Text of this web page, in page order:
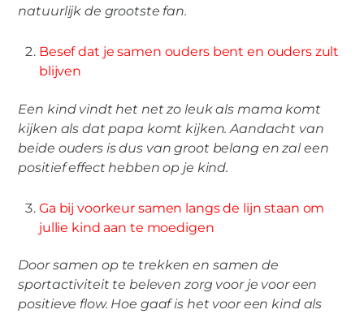
natuurlijk de grootste fan.
Besef dat je samen ouders bent en ouders zult
blijven
Een kind vindt het net zo leuk als mama komt
kijken als dat papa komt kijken. Aandacht van
beide ouders is dus van groot belang en zal een
positief effect hebben op je kind.
Ga bij voorkeur samen langs de lijn staan om
jullie kind aan te moedigen
Door samen op te trekken en samen de
sportactiviteit te beleven zorg voor je voor een
positieve flow. Hoe gaaf is het voor een kind als